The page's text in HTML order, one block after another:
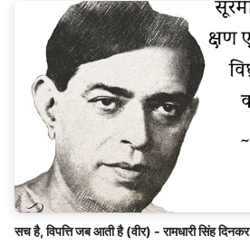
सच है, विपत्ति जब आती है (वीर) - रामधारी सिंह दिनकर